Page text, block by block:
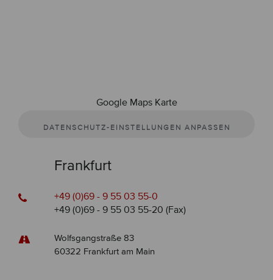
Google Maps Karte
DATENSCHUTZ-EINSTELLUNGEN ANPASSEN
Frankfurt
+49 (0)69 - 9 55 03 55-0
+49 (0)69 - 9 55 03 55-20 (Fax)
Wolfsgangstraße 83
60322 Frankfurt am Main